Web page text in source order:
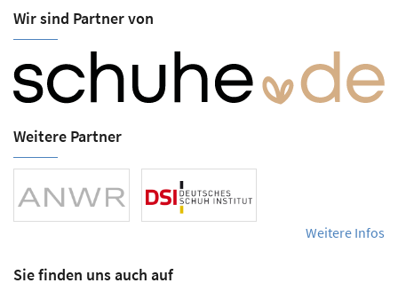
Wir sind Partner von
Weitere Partner
Weitere Infos
Sie finden uns auch auf